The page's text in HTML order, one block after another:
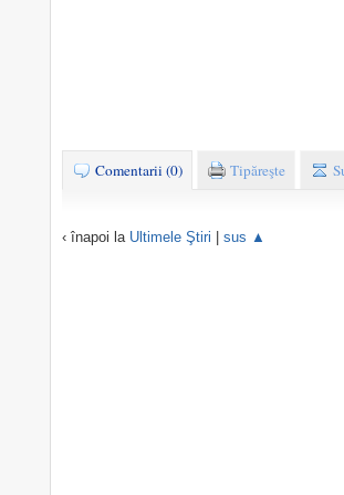
Comentarii (0) Tipăreşte
‹ înapoi la Ultimele Ştiri sus ▲